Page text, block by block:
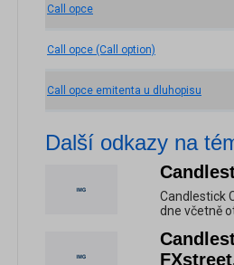
Call opce
Call opce (Call option)
Call opce emitenta u dluhopisu
Další odkazy na
Candlestick
dne včetně